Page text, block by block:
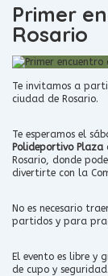
Primer
Rosario
Te invitamos a
ciudad de Rosario.
Te esperamos el
Polideportivo Plaza
Rosario, donde
divertirte con la
No es necesario
partidos y para
El evento es libre y
de cupo y seguridad.